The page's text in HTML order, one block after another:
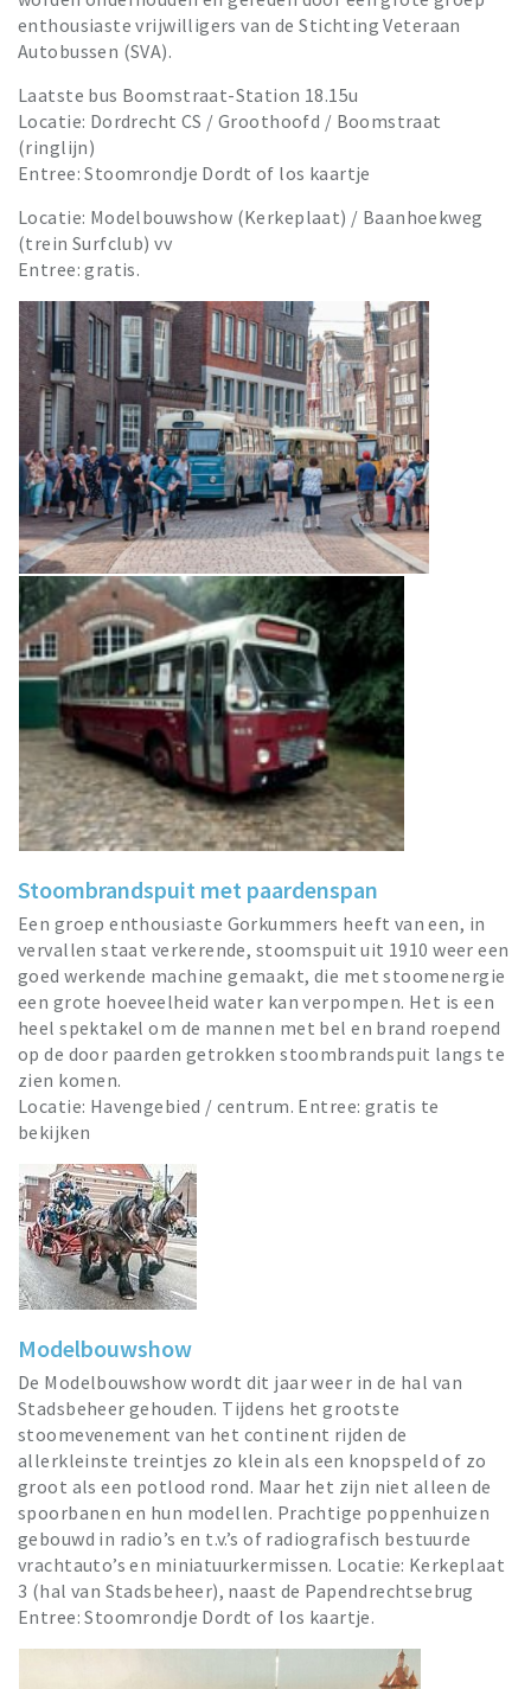
enthousiaste vrijwilligers van de Stichting Veteraan
Autobussen (SVA).
Laatste bus Boomstraat-Station 18.15u
Locatie: Dordrecht CS / Groothoofd / Boomstraat
(ringlijn)
Entree: Stoomrondje Dordt of los kaartje
Locatie: Modelbouwshow (Kerkeplaat) / Baanhoekweg
(trein Surfclub) vv
Entree: gratis.
Stoombrandspuit met paardenspan
Een groep enthousiaste Gorkummers heeft van een, in
vervallen staat verkerende, stoomspuit uit 1910 weer een
goed werkende machine gemaakt, die met stoomenergie
een grote hoeveelheid water kan verpompen. Het is een
heel spektakel om de mannen met bel en brand roepend
op de door paarden getrokken stoombrandspuit langs te
zien komen.
Locatie: Havengebied / centrum. Entree: gratis te
bekijken
Modelbouwshow
De Modelbouwshow wordt dit jaar weer in de hal van
Stadsbeheer gehouden. Tijdens het grootste
stoomevenement van het continent rijden de
allerkleinste treintjes zo klein als een knopspeld of zo
groot als een potlood rond. Maar het zijn niet alleen de
spoorbanen en hun modellen. Prachtige poppenhuizen
gebouwd in radio’s en t.v.’s of radiografisch bestuurde
vrachtauto’s en miniatuurkermissen. Locatie: Kerkeplaat
3 (hal van Stadsbeheer), naast de Papendrechtsebrug
Entree: Stoomrondje Dordt of los kaartje.